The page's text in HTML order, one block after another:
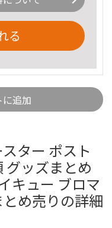
る
追加
ター ポスト
グッズまとめ
キュー ブロマ
め売りの詳細